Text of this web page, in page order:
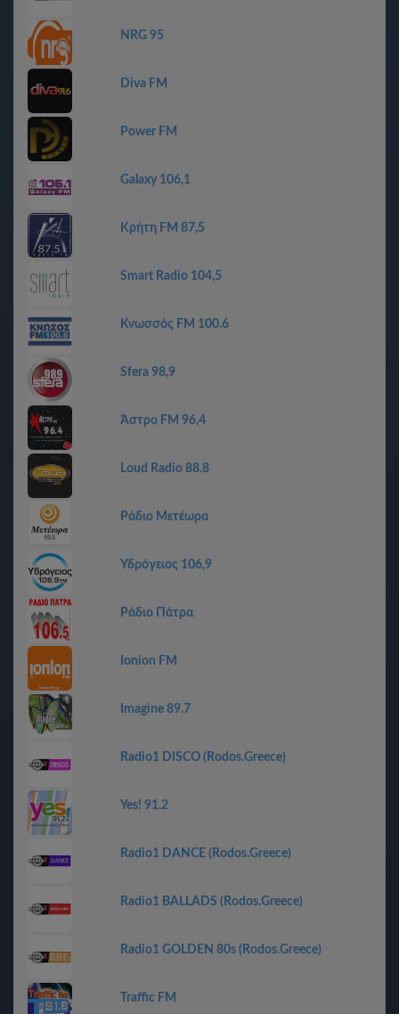
NRG 95
Diva FM
Power FM
Galaxy 106,1
Κρήτη FM 87,5
Smart Radio 104,5
Κνωσσός FM 100.6
Sfera 98,9
Άστρο FM 96,4
Loud Radio 88.8
Ράδιο Μετέωρα
Υδρόγειος 106,9
Ράδιο Πάτρα
Ionion FM
Imagine 89.7
Radio1 DISCO (Rodos.Greece)
Yes! 91.2
Radio1 DANCE (Rodos.Greece)
Radio1 BALLADS (Rodos.Greece)
Radio1 GOLDEN 80s (Rodos.Greece)
Traffic FM